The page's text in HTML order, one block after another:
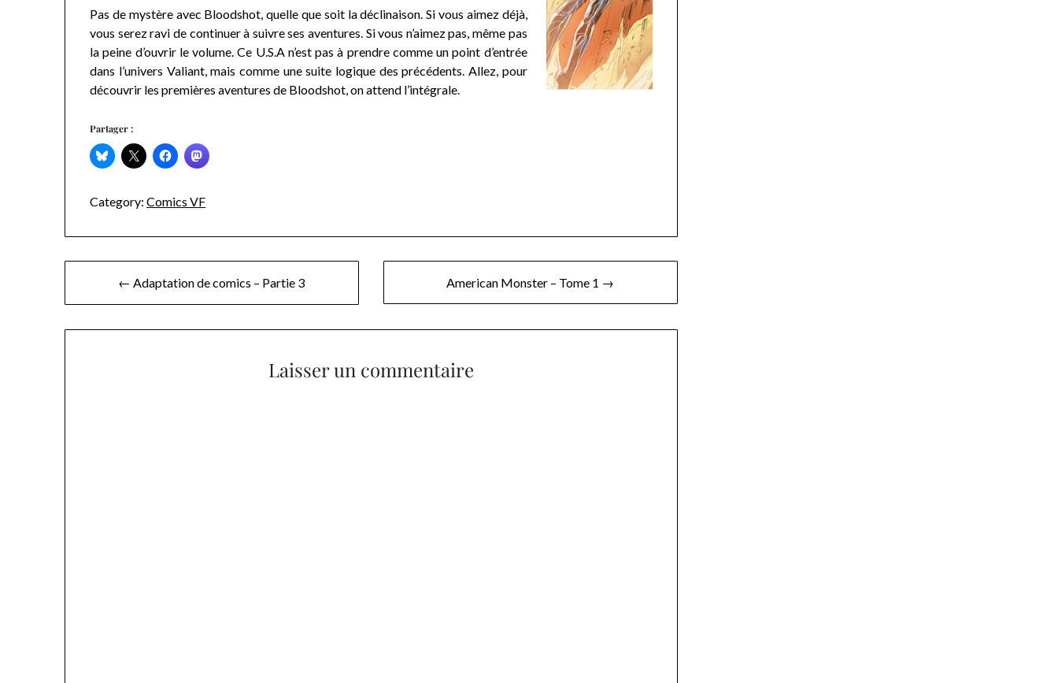
Pas de mystère avec Bloodshot, quelle que soit la déclinaison. Si vous aimez déjà,
vous serez ravi de continuer à suivre ses aventures. Si vous n’aimez pas, même pas
la peine d’ouvrir le volume. Ce U.S.A n’est pas à prendre comme un point d’entrée
dans l’univers Valiant, mais comme une suite logique des précédents. Allez, pour
découvrir les premières aventures de Bloodshot, on attend l’intégrale.
Partager :
Category: Comics VF
Navigation
de
l’article
← Adaptation de comics – Partie 3 American Monster – Tome 1 →
Laisser un commentaire